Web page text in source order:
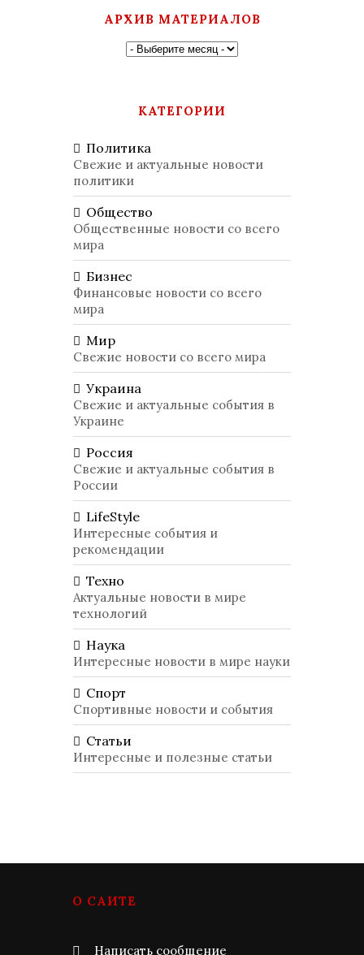
АРХИВ МАТЕРИАЛОВ
КАТЕГОРИИ
Политика
Свежие и актуальные новости
политики
Общество
Общественные новости со всего
мира
Бизнес
Финансовые новости со всего
мира
Мир
Свежие новости со всего мира
Украина
Свежие и актуальные события в
Украине
Россия
Свежие и актуальные события в
России
LifeStyle
Интересные события и
рекомендации
Техно
Актуальные новости в мире
технологий
Наука
Интересные новости в мире науки
Спорт
Спортивные новости и события
Статьи
Интересные и полезные статьи
О САЙТЕ
Написать сообщение